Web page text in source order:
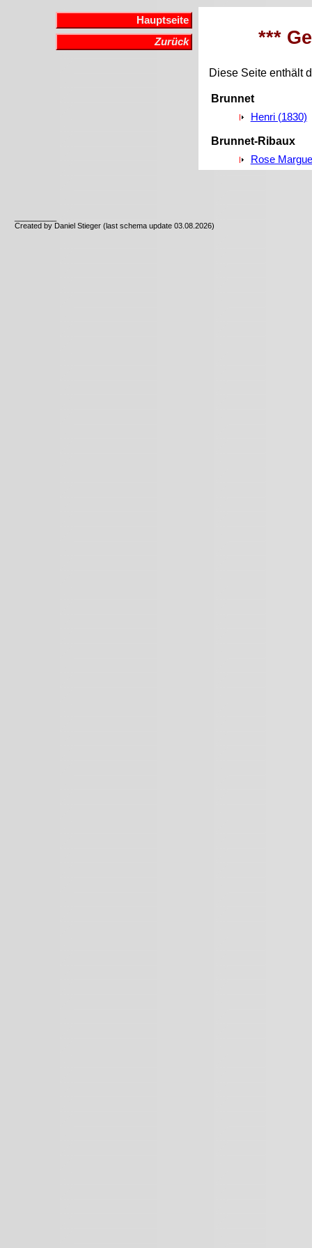
Hauptseite
Zurück
***
Diese Seite enthält
Brunnet
Henri (1830)
Brunnet-Ribaux
Rose
Created by Daniel Stieger (last schema update 03.08.2026)